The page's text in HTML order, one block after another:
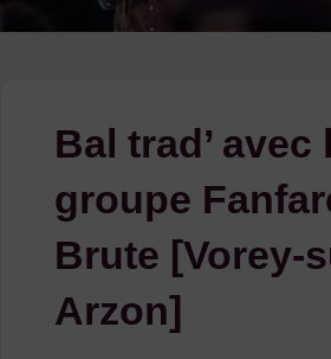
Bal trad’ avec
groupe
Brute [Vorey-
Arzon]